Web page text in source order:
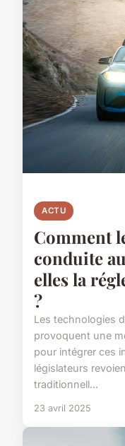
ACTU
Comment
conduite
elles la
?
Les technologies
provoquent une
pour intégrer ces
législateurs
traditionnell...
23 avril 2025